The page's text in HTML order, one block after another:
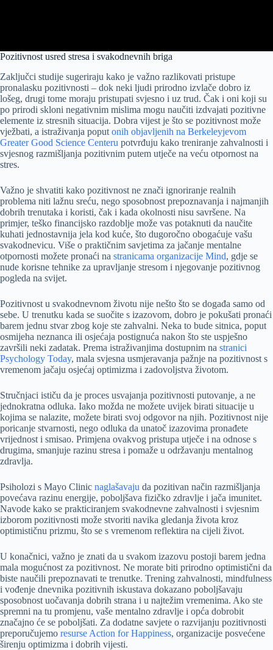
Pozitivnost usred stresa i svakodnevnih briga
Zaključci studije sugeriraju kako je važno razlikovati pristupe
pronalasku pozitivnosti – dok neki ljudi prirodno izvlače dobro iz
lošeg, drugi tome moraju pristupati svjesno i uz trud. Čak i oni koji su
po prirodi skloni negativnim mislima mogu naučiti izdvajati pozitivne
elemente iz stresnih situacija. Dobra vijest je što se pozitivnost može
vježbati, a istraživanja poput onih objavljenih na Berkeleyjevom
Greater Good Science Centeru potvrđuju kako treniranje zahvalnosti i
svjesnog razmišljanja pozitivnim putem utječe na veću otpornost na
stres.
Važno je shvatiti kako pozitivnost ne znači ignoriranje realnih
problema niti lažnu sreću, nego sposobnost prepoznavanja i najmanjih
dobrih trenutaka i koristi, čak i kada okolnosti nisu savršene. Na
primjer, teško financijsko razdoblje može vas potaknuti da naučite
kuhati jednostavnija jela kod kuće, što dugoročno obogaćuje vašu
svakodnevicu. Više o praktičnim savjetima za jačanje mentalne
otpornosti možete pronaći na stranicama organizacije Mind, gdje se
nude korisne tehnike za upravljanje stresom i njegovanje pozitivnog
pogleda na svijet.
Pozitivnost u svakodnevnom životu nije nešto što se događa samo od
sebe. U trenutku kada se suočite s izazovom, dobro je pokušati pronaći
barem jednu stvar zbog koje ste zahvalni. Neka to bude sitnica, poput
osmijeha neznanca ili osjećaja postignuća nakon što ste uspješno
završili neki zadatak. Prema istraživanjima dostupnim na stranici
Psychology Today, mala svjesna usmjeravanja pažnje na pozitivnost s
vremenom jačaju osjećaj optimizma i zadovoljstva životom.
Stručnjaci ističu da je proces usvajanja pozitivnosti putovanje, a ne
jednokratna odluka. Iako možda ne možete uvijek birati situacije u
kojima se nalazite, možete birati svoj odgovor na njih. Pozitivnost nije
poricanje stvarnosti, nego odluka da unatoč izazovima pronađete
vrijednost i smisao. Primjena ovakvog pristupa utječe i na odnose s
drugima, smanjuje razinu stresa i pomaže u održavanju mentalnog
zdravlja.
Psiholozi s Mayo Clinic naglašavaju da pozitivan način razmišljanja
povećava razinu energije, poboljšava fizičko zdravlje i jača imunitet.
Navode kako se prakticiranjem svakodnevne zahvalnosti i svjesnim
izborom pozitivnosti može stvoriti navika gledanja života kroz
optimističnu prizmu, što se s vremenom reflektira na cijeli život.
U konačnici, važno je znati da u svakom izazovu postoji barem jedna
mala mogućnost za pozitivnost. Ne morate biti prirodno optimistični da
biste naučili prepoznavati te trenutke. Trening zahvalnosti, mindfulness
i vođenje dnevnika pozitivnih iskustava dokazano poboljšavaju
sposobnost uočavanja dobrih strana i u najtežim vremenima. Ako ste
spremni na tu promjenu, vaše mentalno zdravlje i opća dobrobit
značajno će se poboljšati. Za dodatne savjete o razvijanju pozitivnosti
preporučujemo resurse Action for Happiness, organizacije posvećene
širenju optimizma i dobrih vijesti.